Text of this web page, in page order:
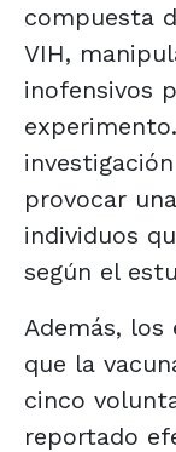
compuesta
VIH,
inofensivos
provocar
individuos
según el
Además,
que la
cinco
reportado